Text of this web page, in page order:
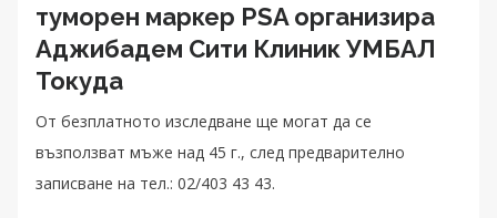
туморен маркер PSA организира
Аджибадем Сити Клиник УМБАЛ
Токуда
От безплатното изследване ще могат да се
възползват мъже над 45 г., след предварително
записване на тел.: 02/403 43 43.